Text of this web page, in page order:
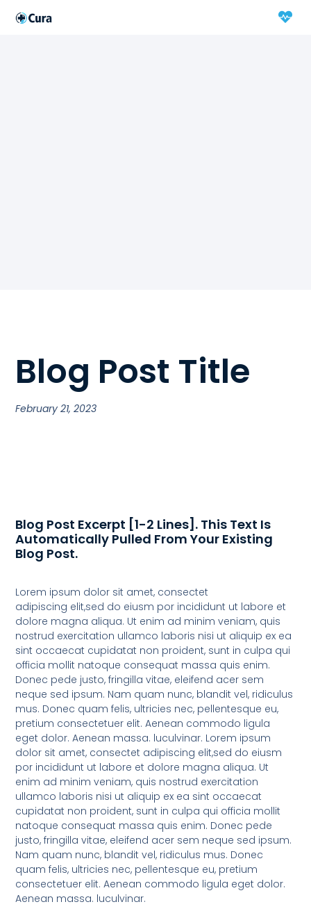
Blog Post Title
February 21, 2023
Blog Post Excerpt [1-2 Lines]. This Text Is
Automatically Pulled From Your Existing
Blog Post.
Lorem ipsum dolor sit amet, consectet
adipiscing elit,sed do eiusm por incididunt ut labore et
dolore magna aliqua. Ut enim ad minim veniam, quis
nostrud exercitation ullamco laboris nisi ut aliquip ex ea
sint occaecat cupidatat non proident, sunt in culpa qui
officia mollit natoque consequat massa quis enim.
Donec pede justo, fringilla vitae, eleifend acer sem
neque sed ipsum. Nam quam nunc, blandit vel, ridiculus
mus. Donec quam felis, ultricies nec, pellentesque eu,
pretium consectetuer elit. Aenean commodo ligula
eget dolor. Aenean massa. luculvinar. Lorem ipsum
dolor sit amet, consectet adipiscing elit,sed do eiusm
por incididunt ut labore et dolore magna aliqua. Ut
enim ad minim veniam, quis nostrud exercitation
ullamco laboris nisi ut aliquip ex ea sint occaecat
cupidatat non proident, sunt in culpa qui officia mollit
natoque consequat massa quis enim. Donec pede
justo, fringilla vitae, eleifend acer sem neque sed ipsum.
Nam quam nunc, blandit vel, ridiculus mus. Donec
quam felis, ultricies nec, pellentesque eu, pretium
consectetuer elit. Aenean commodo ligula eget dolor.
Aenean massa. luculvinar.